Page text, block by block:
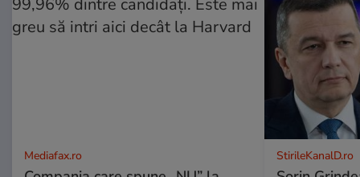
Mediafax.ro StirileKanalD.ro